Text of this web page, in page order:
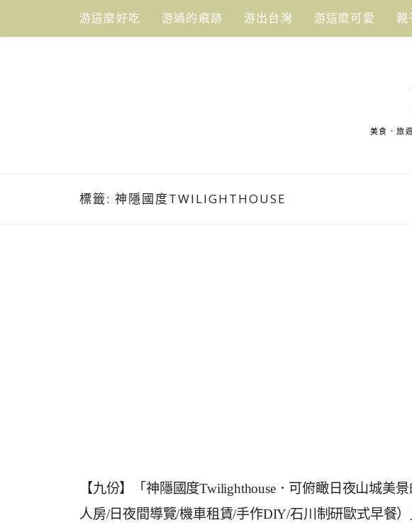
content
游這麼好吃 游過的痕跡 游出台灣 游這麼可愛 親
美食．旅
標籤: 神隱國度TWILIGHTHOUSE
【九份】「神隱國度Twilighthouse．可俯瞰日夜山城美
人房/日夜間導覽/機車租賃/手作DIY/石川制研歐式早餐）